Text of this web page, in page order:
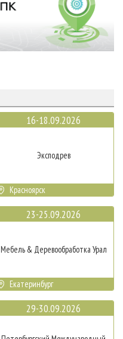
16-18.09.2026
Эксподрев
Красноярск
23-25.09.2026
Мебель & Деревообработка Урал
Екатеринбург
29-30.09.2026